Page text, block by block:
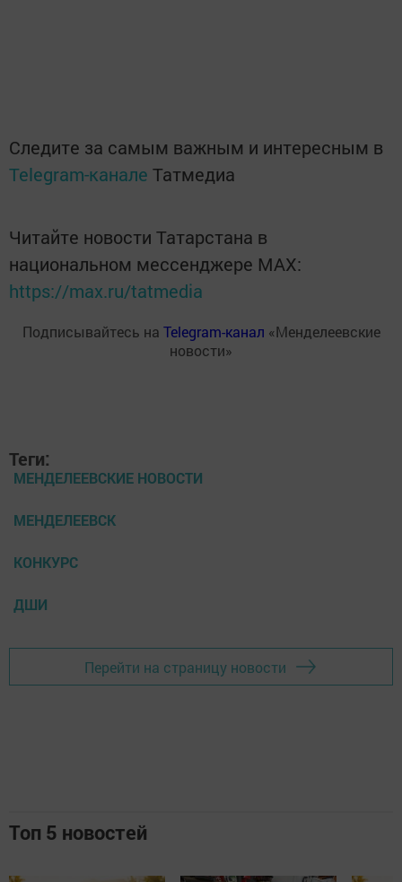
Следите за самым важным и интересным в
Telegram-канале Татмедиа
Читайте новости Татарстана в
национальном мессенджере MАХ:
https://max.ru/tatmedia
Подписывайтесь на Telegram-канал «Менделеевские
новости»
Теги:
МЕНДЕЛЕЕВСКИЕ НОВОСТИ
МЕНДЕЛЕЕВСК
КОНКУРС
ДШИ
Перейти на страницу новости
Топ 5 новостей